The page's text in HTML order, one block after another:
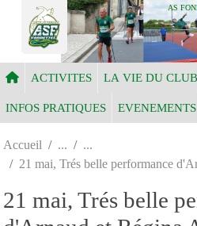
AS
ACTIVITES LA VIE DU CLUB
INFOS PRATIQUES EVENEMENTS
Accueil
21 mai, Trés belle performance
21 mai, Trés belle
Panneau de gestion des cookies